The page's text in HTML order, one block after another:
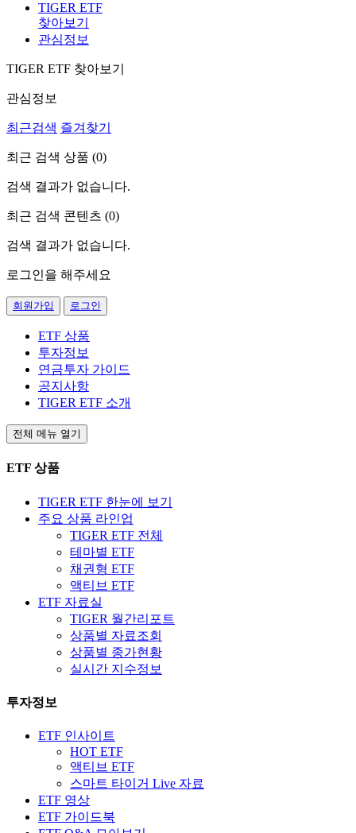
TIGER ETF
찾아보기
관심정보
TIGER ETF 찾아보기
관심정보
최근검색 즐겨찾기
최근 검색 상품 (0)
검색 결과가 없습니다.
최근 검색 콘텐츠 (0)
검색 결과가 없습니다.
로그인을 해주세요
회원가입 로그인
ETF 상품
투자정보
연금투자 가이드
공지사항
TIGER ETF 소개
전체 메뉴 열기
ETF 상품
TIGER ETF 한눈에 보기
주요 상품 라인업
TIGER ETF 전체
테마별 ETF
채권형 ETF
액티브 ETF
ETF 자료실
TIGER 월간리포트
상품별 자료조회
상품별 종가현황
실시간 지수정보
투자정보
ETF 인사이트
HOT ETF
액티브 ETF
스마트 타이거 Live 자료
ETF 영상
ETF 가이드북